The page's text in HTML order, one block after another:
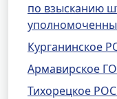
по взысканию
Курганинское
Армавирское
Тихорецкое